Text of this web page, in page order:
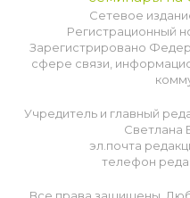
Сетевое
Регистрационный
Зарегистрировано
сфере связи,
Учредитель и главный
Светлана
эл.почта
телефон
Все права защищены.